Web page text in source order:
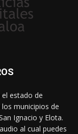
estado de
municipios de
Ignacio y Elota.
al cual puedes